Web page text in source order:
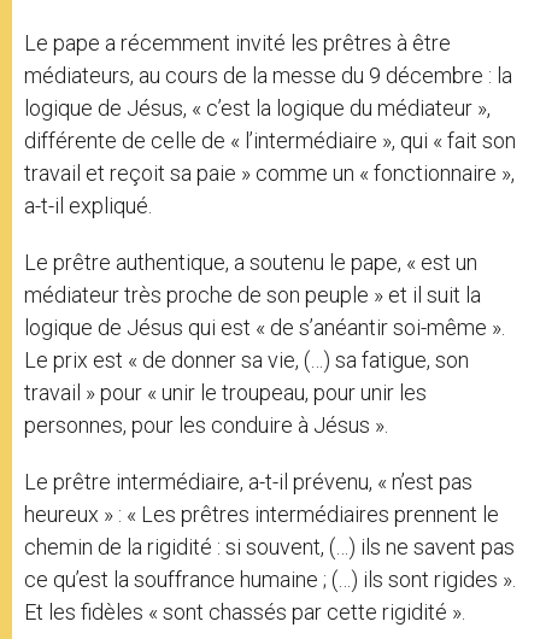
Le pape a récemment invité les prêtres à être
médiateurs, au cours de la messe du 9 décembre : la
logique de Jésus, « c’est la logique du médiateur »,
différente de celle de « l’intermédiaire », qui « fait son
travail et reçoit sa paie » comme un « fonctionnaire »,
a-t-il expliqué.
Le prêtre authentique, a soutenu le pape, « est un
médiateur très proche de son peuple » et il suit la
logique de Jésus qui est « de s’anéantir soi-même ».
Le prix est « de donner sa vie, (…) sa fatigue, son
travail » pour « unir le troupeau, pour unir les
personnes, pour les conduire à Jésus ».
Le prêtre intermédiaire, a-t-il prévenu, « n’est pas
heureux » : « Les prêtres intermédiaires prennent le
chemin de la rigidité : si souvent, (…) ils ne savent pas
ce qu’est la souffrance humaine ; (…) ils sont rigides ».
Et les fidèles « sont chassés par cette rigidité ».